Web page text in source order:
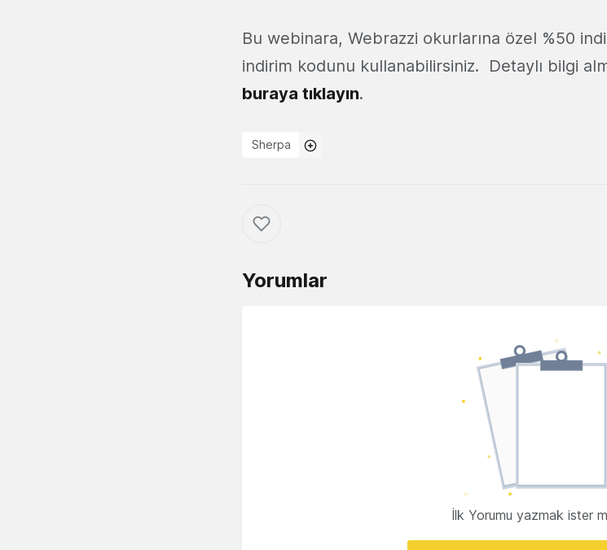
Bu webinara, Webrazzi okurlarına özel %50
indirim kodunu kullanabilirsiniz. Detaylı bilgi
buraya tıklayın.
Sherpa
Yorumlar
İlk Yorumu yazmak ister